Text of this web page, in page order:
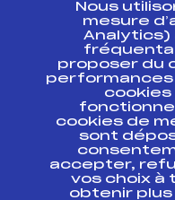
Ressources
Pass’Neige
Projet sportif
Projet de
Antidopage
Pôle
Scientifique
Listes
Nous
mesure
Analytics)
proposer du
performances
cookies de
sont
accepter,
vos choix à
obtenir